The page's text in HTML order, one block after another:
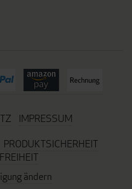
IMPRESSUM
PRODUKTSICHERHEIT
ändern